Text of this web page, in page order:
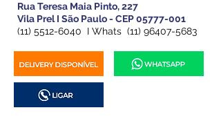
Rua Teresa Maia Pinto, 227
Vila Prel I São Paulo - CEP05777-001
(11) 5512-6040 I Whats (11) 96407-5683